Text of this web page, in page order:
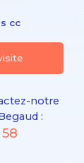
cc
notre
: